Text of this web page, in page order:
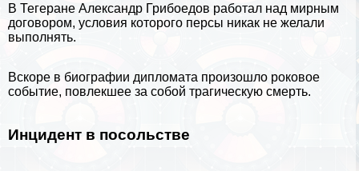
В Тегеране Александр Грибоедов работал над мирным
договором, условия которого персы никак не желали
выполнять.
Вскоре в биографии дипломата произошло роковое
событие, повлекшее за собой трагическую cмepть.
Инцидент в посольстве